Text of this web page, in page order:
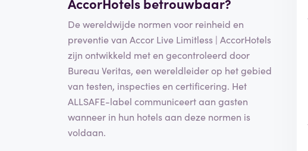
De wereldwijde normen voor reinheid en
preventie van Accor Live Limitless | AccorHotels
zijn ontwikkeld met en gecontroleerd door
Bureau Veritas, een wereldleider op het gebied
van testen, inspecties en certificering. Het
ALLSAFE-label communiceert aan gasten
wanneer in hun hotels aan deze normen is
voldaan.